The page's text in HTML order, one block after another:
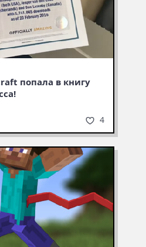
попала в книгу
4